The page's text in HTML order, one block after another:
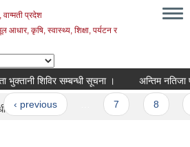
प्रदेश
आधार, कृषि, स्वास्थ्य, शिक्षा, पर्यटन र
शिविर सम्बन्धी सूचना । अन्तिम नतिजा
…
सूचना।